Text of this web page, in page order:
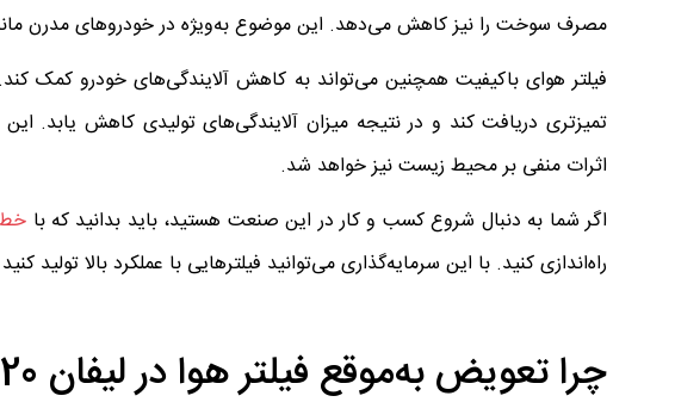
مصرف سوخت را نیز کاهش می‌دهد. این موضوع به‌ویژه در خودروهای مدرن مانند لیفان 620 که نیاز به عملکرد بهینه دارند،
فیلتر هوای باکیفیت همچنین می‌تواند به کاهش آلایندگی‌های خودرو کمک
تمیزتری دریافت کند و در نتیجه میزان آلایندگی‌های تولیدی کاهش یابد.
اثرات منفی بر محیط زیست نیز خواهد شد.
اگر شما به دنبال شروع کسب و کار در این صنعت هستید، باید بدانید که با خط
راه‌اندازی کنید. با این سرمایه‌گذاری می‌توانید فیلترهایی با عملکرد بالا تولید کنید که نیازهای
چرا تعویض به‌موقع فیلتر هوا در لیفان 620 ضروری است؟